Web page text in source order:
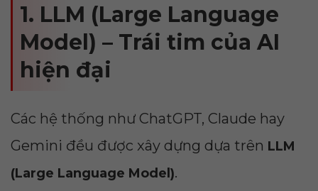
1. LLM (Large Language
Model) – Trái tim của AI
hiện đại
Các hệ thống như ChatGPT, Claude hay
Gemini đều được xây dựng dựa trên LLM
(Large Language Model).